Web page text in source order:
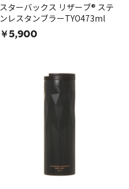
スターバックス リザーブ® ステ
ンレスタンブラーTYO473ml
￥5,900